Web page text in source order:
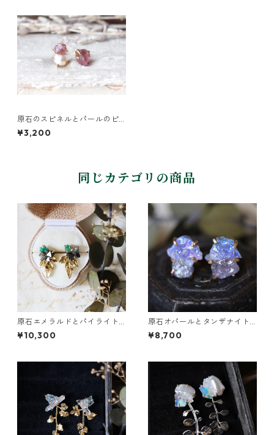
原石のスピネルとパールのピ
アス
¥3,200
同じカテゴリの商品
原石エメラルドとパイライト
とクレマチスの葉ピアス
¥10,300
原石オパールとタンザナイト
のピアス
¥8,700